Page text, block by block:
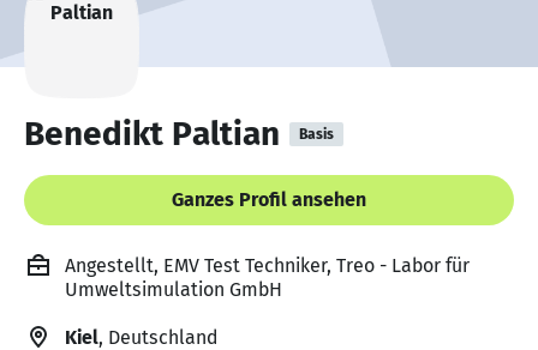
Benedikt Paltian Basis
Ganzes Profil ansehen
Angestellt, EMV Test Techniker, Treo - Labor für
Umweltsimulation GmbH
Kiel, Deutschland